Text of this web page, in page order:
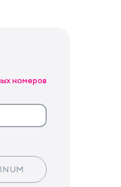
номеров